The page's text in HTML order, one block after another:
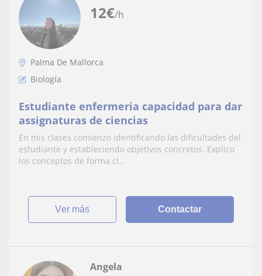
12€/h
Palma De Mallorca
Biología
Estudiante enfermeria capacidad para dar
assignaturas de ciencias
En mis clases comienzo identificando las dificultades del
estudiante y estableciendo objetivos concretos. Explico
los conceptos de forma cl...
ver más Contactar
Angela